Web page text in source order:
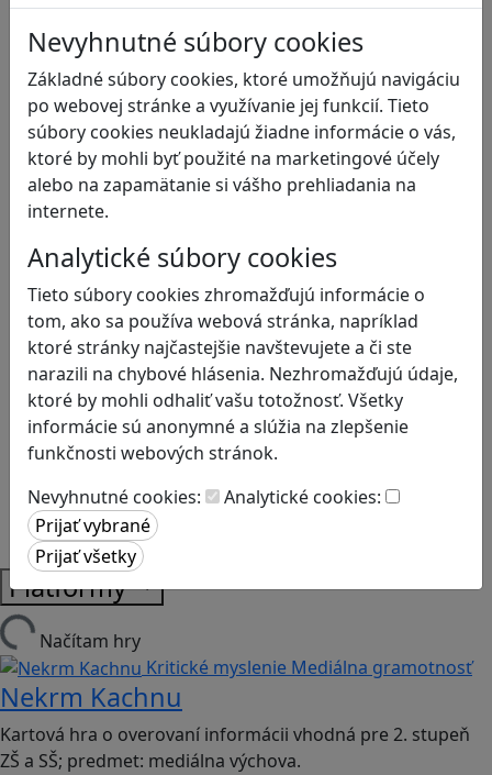
Nevyhnutné súbory cookies
Základné súbory cookies, ktoré umožňujú navigáciu
po webovej stránke a využívanie jej funkcií. Tieto
súbory cookies neukladajú žiadne informácie o vás,
ktoré by mohli byť použité na marketingové účely
alebo na zapamätanie si vášho prehliadania na
internete.
Analytické súbory cookies
Tieto súbory cookies zhromažďujú informácie o
tom, ako sa používa webová stránka, napríklad
ktoré stránky najčastejšie navštevujete a či ste
narazili na chybové hlásenia. Nezhromažďujú údaje,
ktoré by mohli odhaliť vašu totožnosť. Všetky
informácie sú anonymné a slúžia na zlepšenie
funkčnosti webových stránok.
Nevyhnutné cookies:
Analytické cookies:
Bezpečnosť na internete
Čítanie s porozumením
Digitálna rovnováha
Ekológia
Emočná inteligencia
Finančná gramotnosť
Globálne vzdelávanie
Kreativita
Kritické myslenie
Kultúrne dedičstvo
Kyberšikana
Logické myslenie
Ľudské práva a tolerancia
Mediálna gramotnosť
Motorika a koncentrácia
Podnikavosť a inovácie
Prírodné vedy / STEM
Programovanie/Technika
Sociálne zručnosti a kooperácia
Strategické myslenie
Zdravie a pohyb
Platformy
Načítam hry
Kritické myslenie Mediálna gramotnosť
Nekrm Kachnu
Kartová hra o overovaní informácii vhodná pre 2. stupeň
ZŠ a SŠ; predmet: mediálna výchova.